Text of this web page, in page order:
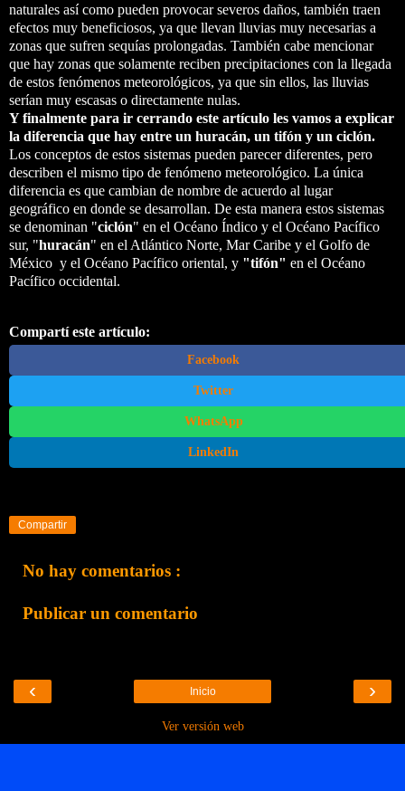
naturales así como pueden provocar severos daños, también traen
efectos muy beneficiosos, ya que llevan lluvias muy necesarias a
zonas que sufren sequías prolongadas. También cabe mencionar
que hay zonas que solamente reciben precipitaciones con la llegada
de estos fenómenos meteorológicos, ya que sin ellos, las lluvias
serían muy escasas o directamente nulas.
Y finalmente para ir cerrando este artículo les vamos a explicar
la diferencia que hay entre un huracán, un tifón y un ciclón.
Los conceptos de estos sistemas pueden parecer diferentes, pero
describen el mismo tipo de fenómeno meteorológico. La única
diferencia es que cambian de nombre de acuerdo al lugar
geográfico en donde se desarrollan. De esta manera estos sistemas
se denominan "ciclón" en el Océano Índico y el Océano Pacífico
sur, "huracán" en el Atlántico Norte, Mar Caribe y el Golfo de
México y el Océano Pacífico oriental, y "tifón" en el Océano
Pacífico occidental.
Compartí este artículo:
Facebook
Twitter
WhatsApp
LinkedIn
Compartir
No hay comentarios :
Publicar un comentario
‹ ›
Inicio
Ver versión web